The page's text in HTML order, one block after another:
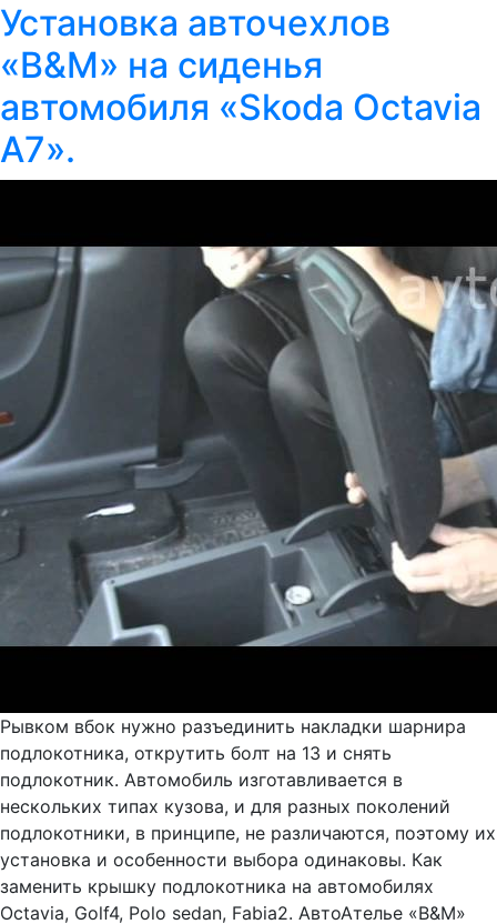
Установка авточехлов
«B&M» на сиденья
автомобиля «Skoda Octavia
A7».
Рывком вбок нужно разъединить накладки шарнира
подлокотника, открутить болт на 13 и снять
подлокотник. Автомобиль изготавливается в
нескольких типах кузова, и для разных поколений
подлокотники, в принципе, не различаются, поэтому их
установка и особенности выбора одинаковы. Как
заменить крышку подлокотника на автомобилях
Octavia, Golf4, Polo sedan, Fabia2. АвтоАтелье «B&M»